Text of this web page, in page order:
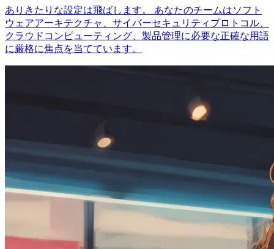
ありきたりな設定は飛ばします。 あなたのチームはソフト
ウェアアーキテクチャ、サイバーセキュリティプロトコル、
クラウドコンピューティング、製品管理に必要な正確な用語
に厳格に焦点を当てています。